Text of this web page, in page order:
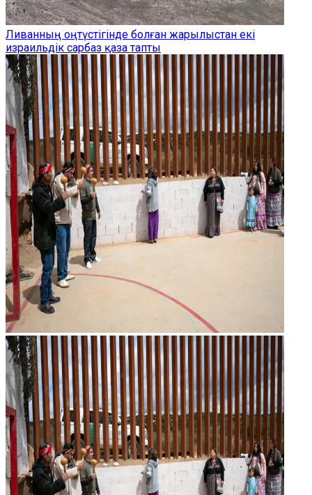
Ливанның оңтүстігінде болған жарылыстан екі
израильдік сарбаз қаза тапты